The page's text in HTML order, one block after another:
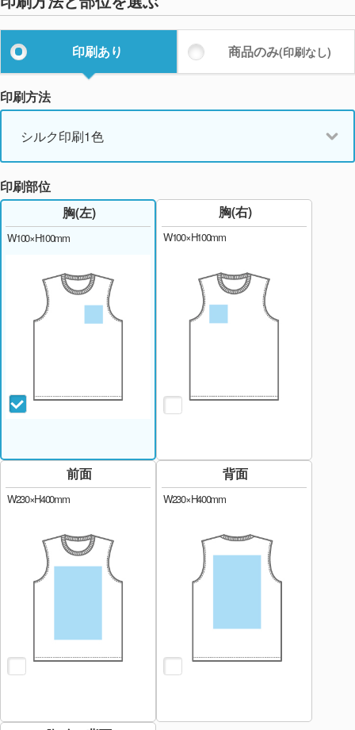
印刷あり 商品のみ(印刷なし)
印刷方法
シルク印刷1色
印刷部位
胸(左)
W100×H100mm
胸(右)
W100×H100mm
前面
W230×H400mm
背面
W230×H400mm